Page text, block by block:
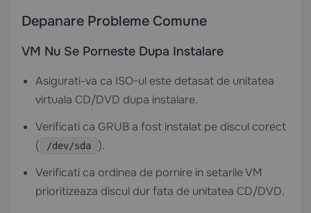
Depanare Probleme Comune
VM Nu Se Porneste Dupa Instalare
Asigurati-va ca ISO-ul este detasat de unitatea
virtuala CD/DVD dupa instalare.
Verificati ca GRUB a fost instalat pe discul corect
(
/dev/sda
).
Verificati ca ordinea de pornire in setarile VM
prioritizeaza discul dur fata de unitatea CD/DVD.